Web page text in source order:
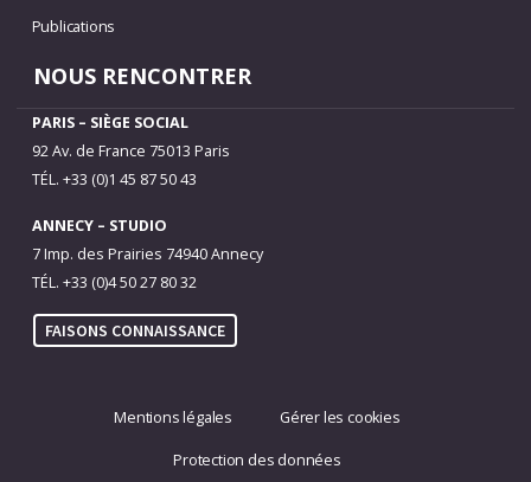
Publications
NOUS RENCONTRER
PARIS – SIÈGE SOCIAL
92 Av. de France 75013 Paris
TÉL. +33 (0)1 45 87 50 43
ANNECY – STUDIO
7 Imp. des Prairies 74940 Annecy
TÉL. +33 (0)4 50 27 80 32
FAISONS CONNAISSANCE
Mentions légales Gérer les cookies
Protection des données